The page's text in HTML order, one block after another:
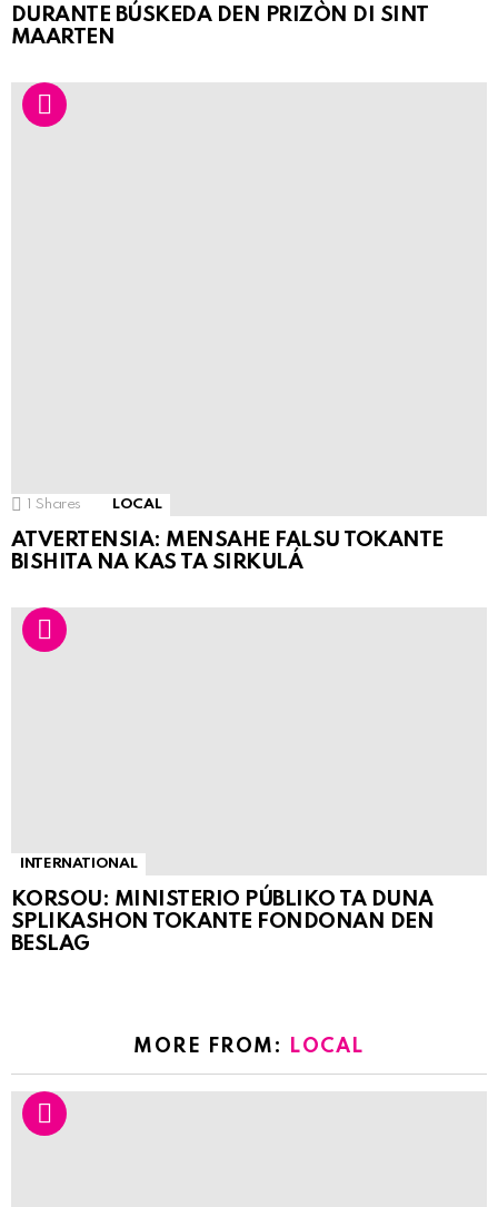
DURANTE BÚSKEDA DEN PRIZÒN DI SINT
MAARTEN
Shares LOCAL
ATVERTENSIA: MENSAHE FALSU TOKANTE
BISHITA NA KAS TA SIRKULÁ
INTERNATIONAL
KORSOU: MINISTERIO PÚBLIKO TA DUNA
SPLIKASHON TOKANTE FONDONAN DEN
BESLAG
MORE FROM: LOCAL